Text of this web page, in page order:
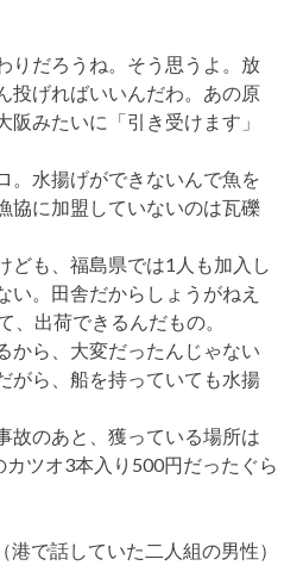
りだろうね。そう思うよ。放
投げればいいんだわ。あの原
みたいに「引き受けます」
。水揚げができないんで魚を
協に加盟していないのは瓦礫
も、福島県では1人も加入し
。田舎だからしょうがねえ
出荷できるんだもの。
から、大変だったんじゃない
がら、船を持っていても水揚
故のあと、獲っている場所は
ツオ3本入り500円だったぐら
（港で話していた二人組の男性）